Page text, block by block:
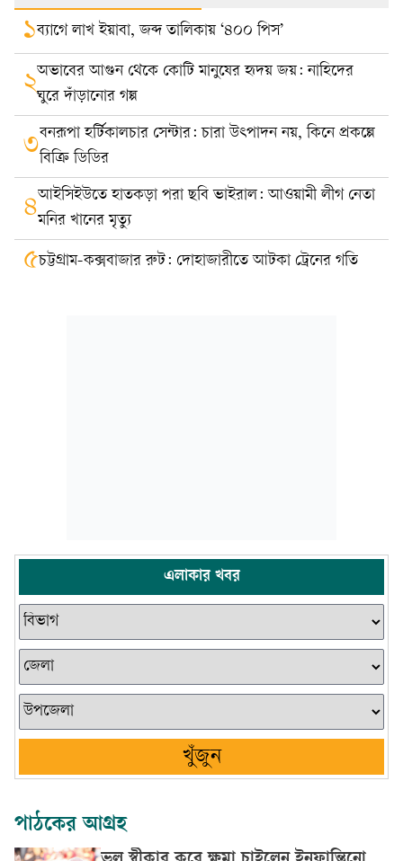
১ব্যাগে লাখ ইয়াবা, জব্দ তালিকায় ‘৪০০ পিস’
২অভাবের আগুন থেকে কোটি মানুষের হৃদয় জয়: নাহিদের
ঘুরে দাঁড়ানোর গল্প
৩বনরূপা হর্টিকালচার সেন্টার: চারা উৎপাদন নয়, কিনে প্রকল্পে
বিক্রি ডিডির
৪আইসিইউতে হাতকড়া পরা ছবি ভাইরাল: আওয়ামী লীগ নেতা
মনির খানের মৃত্যু
৫চট্টগ্রাম-কক্সবাজার রুট: দোহাজারীতে আটকা ট্রেনের গতি
এলাকার খবর
খুঁজুন
পাঠকের আগ্রহ